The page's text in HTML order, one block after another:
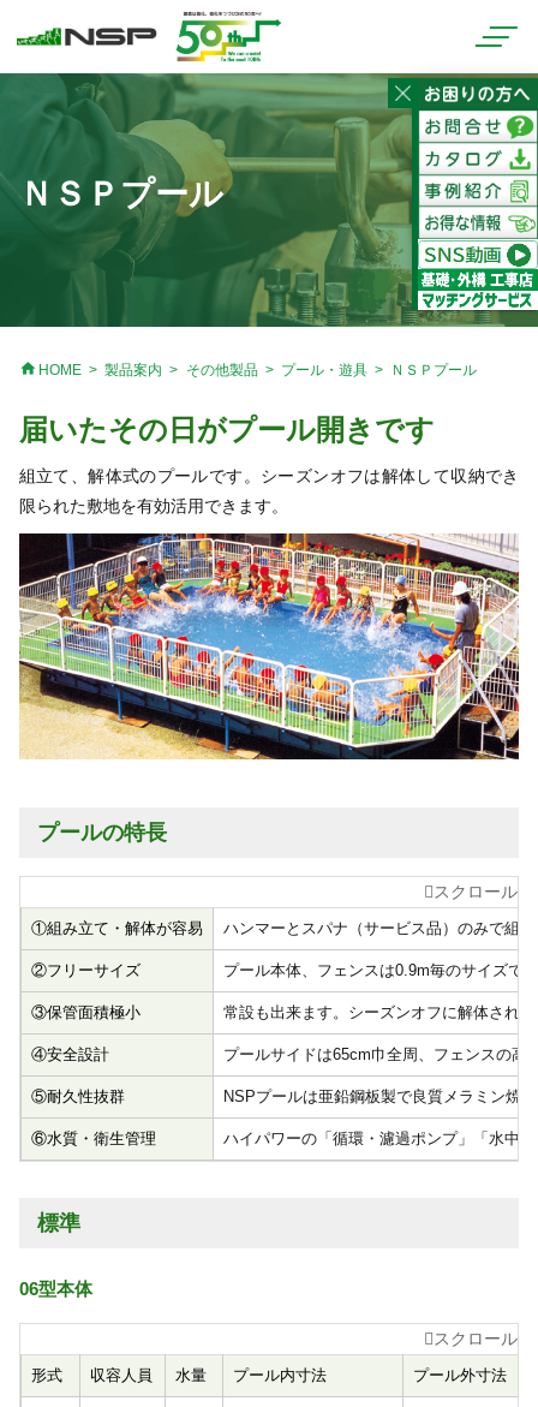
ＮＳＰプール
home HOME 製品案内 その他製品 プール・遊具 ＮＳＰプール
届いたその日がプール開きです
組立て、解体式のプールです。シーズンオフは解体して収納でき
限られた敷地を有効活用できます。
プールの特長
①組み立て・解体が容易 ハンマーとスパナ（サービス品）のみで組
②フリーサイズ プール本体、フェンスは0.9m毎のサイズで
③保管面積極小 常設も出来ます。シーズンオフに解体され
④安全設計 プールサイドは65cm巾全周、フェンスの高
⑤耐久性抜群 NSPプールは亜鉛鋼板製で良質メラミン焼
⑥水質・衛生管理 ハイパワーの「循環・濾過ポンプ」「水中
標準
06型本体
形式 収容人員 水量 プール内寸法 プール外寸法